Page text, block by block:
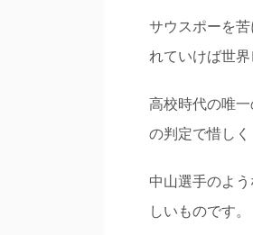
サウスポーを
れていけば世
高校時代の唯
の判定で惜しく
中山選手のよ
しいものです。